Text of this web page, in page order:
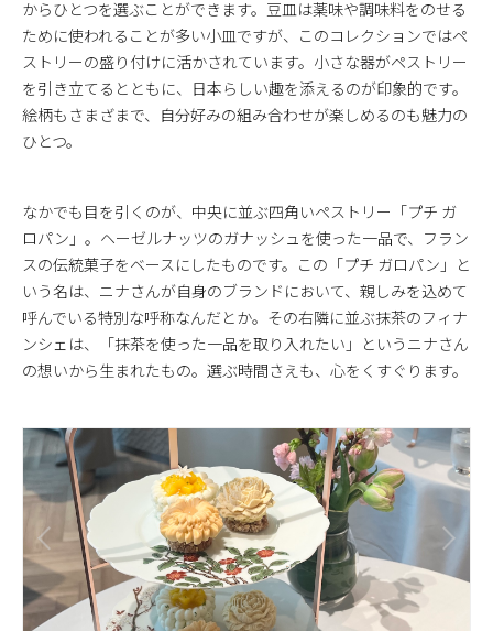
からひとつを選ぶことができます。豆皿は薬味や調味料をのせる
ために使われることが多い小皿ですが、このコレクションではペ
ストリーの盛り付けに活かされています。小さな器がペストリー
を引き立てるとともに、日本らしい趣を添えるのが印象的です。
絵柄もさまざまで、自分好みの組み合わせが楽しめるのも魅力の
ひとつ。
なかでも目を引くのが、中央に並ぶ四角いペストリー「プチ ガ
ロパン」。ヘーゼルナッツのガナッシュを使った一品で、フラン
スの伝統菓子をベースにしたものです。この「プチ ガロパン」と
いう名は、ニナさんが自身のブランドにおいて、親しみを込めて
呼んでいる特別な呼称なんだとか。その右隣に並ぶ抹茶のフィナ
ンシェは、「抹茶を使った一品を取り入れたい」というニナさん
の想いから生まれたもの。選ぶ時間さえも、心をくすぐります。